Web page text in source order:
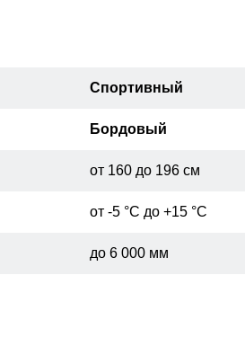
Спортивный
Бордовый
от 160 до 196 см
от -5 °C до +15 °C
до 6 000 мм